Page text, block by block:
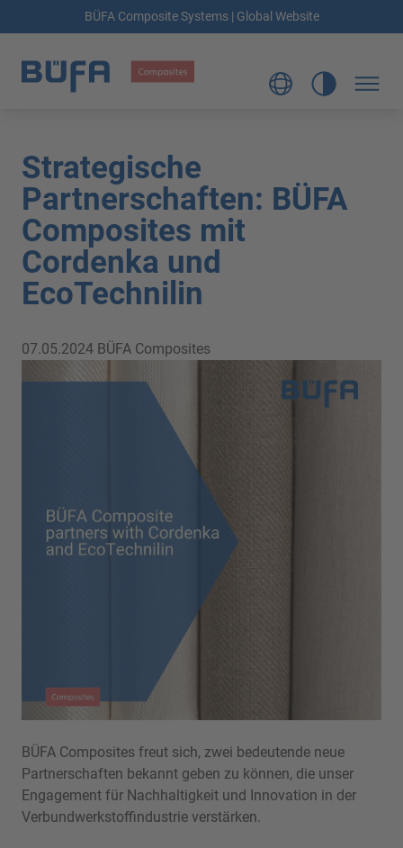
BÜFA Composite Systems | Global Website
Strategische
Partnerschaften: BÜFA
Composites mit
Cordenka und
EcoTechnilin
07.05.2024 BÜFA Composites
BÜFA Composites freut sich, zwei bedeutende neue
Partnerschaften bekannt geben zu können, die unser
Engagement für Nachhaltigkeit und Innovation in der
Verbundwerkstoffindustrie verstärken.